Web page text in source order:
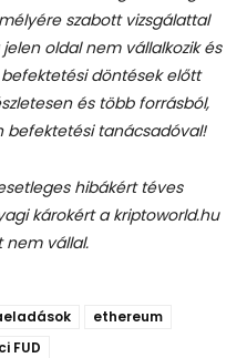
szabott vizsgálattal
oldal nem vállalkozik és
döntések előtt
és több forrásból,
befektetési tanácsadóval!
hibákért téves
károkért a kriptoworld.hu
nem vállal.
ethereum
FUD